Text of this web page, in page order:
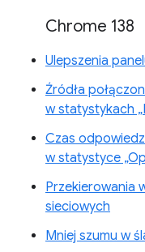
Chrome 138
Ulepszenia
Źródła
w statystykach
Czas
w statystyce
Przekierowania
sieciowych
Mniej szumu w